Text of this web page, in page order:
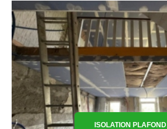
ISOLATION PLAFOND